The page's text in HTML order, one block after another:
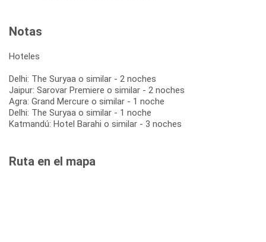
Notas
Hoteles
Delhi: The Suryaa o similar - 2 noches
Jaipur: Sarovar Premiere o similar - 2 noches
Agra: Grand Mercure o similar - 1 noche
Delhi: The Suryaa o similar - 1 noche
Katmandú: Hotel Barahi o similar - 3 noches
Ruta en el mapa